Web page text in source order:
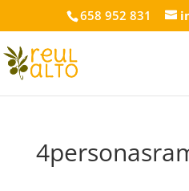
658 952 831